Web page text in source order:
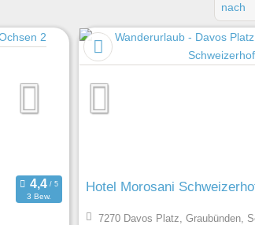
nach
3 Bew.
Hotel Morosani
7270 Davos Platz, Graubünden,